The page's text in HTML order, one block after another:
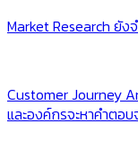
Market Research ยัง
Customer Journey
และองค์กรจะหาคำตอ